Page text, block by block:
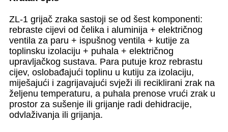
ZL-1 grijač zraka sastoji se od šest komponenti:
rebraste cijevi od čelika i aluminija + električnog
ventila za paru + ispušnog ventila + kutije za
toplinsku izolaciju + puhala + električnog
upravljačkog sustava. Para putuje kroz rebrastu
cijev, oslobađajući toplinu u kutiju za izolaciju,
miješajući i zagrijavajući svježi ili reciklirani zrak na
željenu temperaturu, a puhala prenose vrući zrak u
prostor za sušenje ili grijanje radi dehidracije,
odvlaživanja ili grijanja.